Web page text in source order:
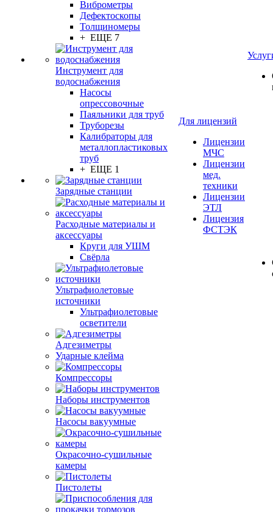
Виброметры
Дефектоскопы
Толщиномеры
+ ЕЩЕ 7
Инструмент для
водоснабжения
Насосы
опрессовочные
Паяльники для труб
Труборезы
Калибраторы для
металлопластиковых
труб
+ ЕЩЕ 1
Зарядные станции
Расходные материалы и
аксессуары
Круги для УШМ
Свёрла
Ультрафиолетовые
источники
Ультрафиолетовые
осветители
Адгезиметры
Ударные клейма
Компрессоры
Наборы инструментов
Насосы вакуумные
Окрасочно-сушильные
камеры
Пистолеты
Для лицензий
Лицензии
МЧС
Лицензии
мед.
техники
Лицензии
ЭТЛ
Лицензия
ФСТЭК